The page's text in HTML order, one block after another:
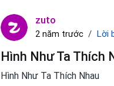
zuto
2 năm trước Lời
Hình Như Ta Thích
Hình Như Ta Thích Nhau